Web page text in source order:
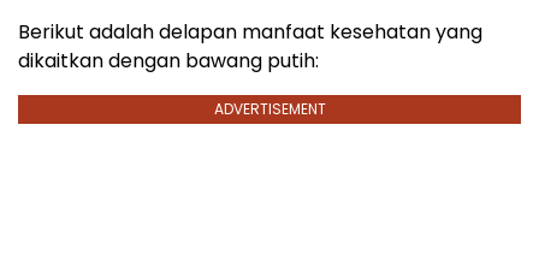
Berikut adalah delapan manfaat kesehatan yang
dikaitkan dengan bawang putih:
ADVERTISEMENT